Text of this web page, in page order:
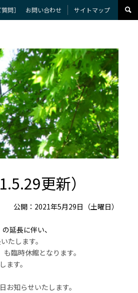
問］ お問い合わせ サイトマップ
更新）
公開：2021年5月29日（土曜日）
延長に伴い、
たします。
も臨時休館となります。
す。
知らせいたします。